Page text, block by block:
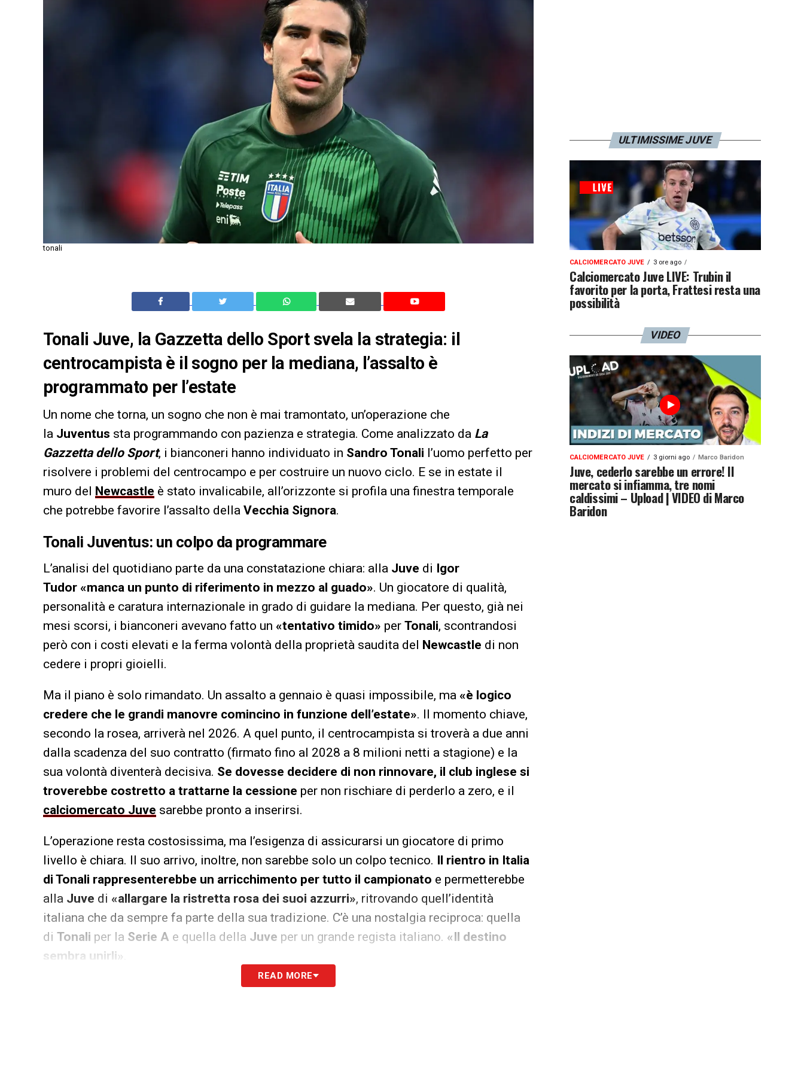
tonali
Tonali Juve, la Gazzetta dello Sport svela la strategia: il
centrocampista è il sogno per la mediana, l’assalto è
programmato per l’estate
Un nome che torna, un sogno che non è mai tramontato, un’operazione che
la Juventus sta programmando con pazienza e strategia. Come analizzato da La
Gazzetta dello Sport, i bianconeri hanno individuato in Sandro Tonali l’uomo perfetto per
risolvere i problemi del centrocampo e per costruire un nuovo ciclo. E se in estate il
muro del Newcastle è stato invalicabile, all’orizzonte si profila una finestra temporale
che potrebbe favorire l’assalto della Vecchia Signora.
Tonali Juventus: un colpo da programmare
L’analisi del quotidiano parte da una constatazione chiara: alla Juve di Igor
Tudor «manca un punto di riferimento in mezzo al guado». Un giocatore di qualità,
personalità e caratura internazionale in grado di guidare la mediana. Per questo, già nei
mesi scorsi, i bianconeri avevano fatto un «tentativo timido» per Tonali, scontrandosi
però con i costi elevati e la ferma volontà della proprietà saudita del Newcastle di non
cedere i propri gioielli.
Ma il piano è solo rimandato. Un assalto a gennaio è quasi impossibile, ma «è logico
credere che le grandi manovre comincino in funzione dell’estate». Il momento chiave,
secondo la rosea, arriverà nel 2026. A quel punto, il centrocampista si troverà a due anni
dalla scadenza del suo contratto (firmato fino al 2028 a 8 milioni netti a stagione) e la
sua volontà diventerà decisiva. Se dovesse decidere di non rinnovare, il club inglese si
troverebbe costretto a trattarne la cessione per non rischiare di perderlo a zero, e il
calciomercato Juve sarebbe pronto a inserirsi.
L’operazione resta costosissima, ma l’esigenza di assicurarsi un giocatore di primo
livello è chiara. Il suo arrivo, inoltre, non sarebbe solo un colpo tecnico. Il rientro in Italia
di Tonali rappresenterebbe un arricchimento per tutto il campionato e permetterebbe
alla Juve di «allargare la ristretta rosa dei suoi azzurri», ritrovando quell’identità
italiana che da sempre fa parte della sua tradizione. C’è una nostalgia reciproca: quella
di Tonali per la Serie A e quella della Juve per un grande regista italiano. «Il destino
sembra unirli»
READ MORE
ULTIMISSIME JUVE
CALCIOMERCATO JUVE 3 ore ago
Calciomercato Juve LIVE: Trubin il
favorito per la porta, Frattesi resta una
possibilità
VIDEO
CALCIOMERCATO JUVE 3 giorni ago Marco Baridon
Juve, cederlo sarebbe un errore! Il
mercato si infiamma, tre nomi
caldissimi – Upload | VIDEO di Marco
Baridon